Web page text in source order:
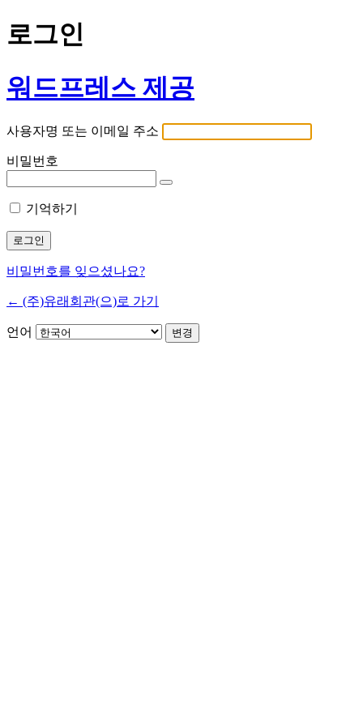
로그인
워드프레스 제공
사용자명 또는 이메일 주소
비밀번호
기억하기
비밀번호를 잊으셨나요?
← (주)유래회관(으)로 가기
언어